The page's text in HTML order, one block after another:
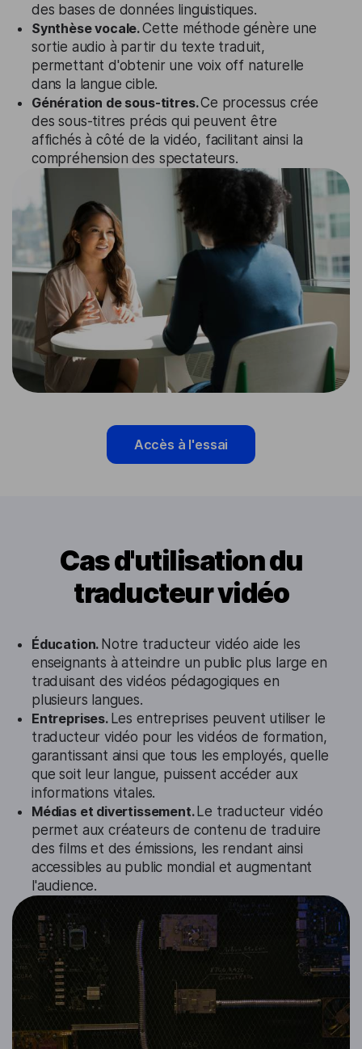
des bases de données linguistiques.
Synthèse vocale.Cette méthode génère une
sortie audio à partir du texte traduit,
permettant d'obtenir une voix off naturelle
dans la langue cible.
Génération de sous-titres.Ce processus crée
des sous-titres précis qui peuvent être
affichés à côté de la vidéo, facilitant ainsi la
compréhension des spectateurs.
Accès à l'essai
Cas d'utilisation du
traducteur vidéo
Éducation. Notre traducteur vidéo aide les
enseignants à atteindre un public plus large en
traduisant des vidéos pédagogiques en
plusieurs langues.
Entreprises. Les entreprises peuvent utiliser le
traducteur vidéo pour les vidéos de formation,
garantissant ainsi que tous les employés, quelle
que soit leur langue, puissent accéder aux
informations vitales.
Médias et divertissement. Le traducteur vidéo
permet aux créateurs de contenu de traduire
des films et des émissions, les rendant ainsi
accessibles au public mondial et augmentant
l'audience.